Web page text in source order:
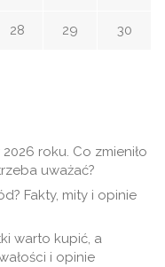
28 29 30
roku. Co zmieniło
uważać?
Fakty, mity i opinie
warto kupić, a
i opinie